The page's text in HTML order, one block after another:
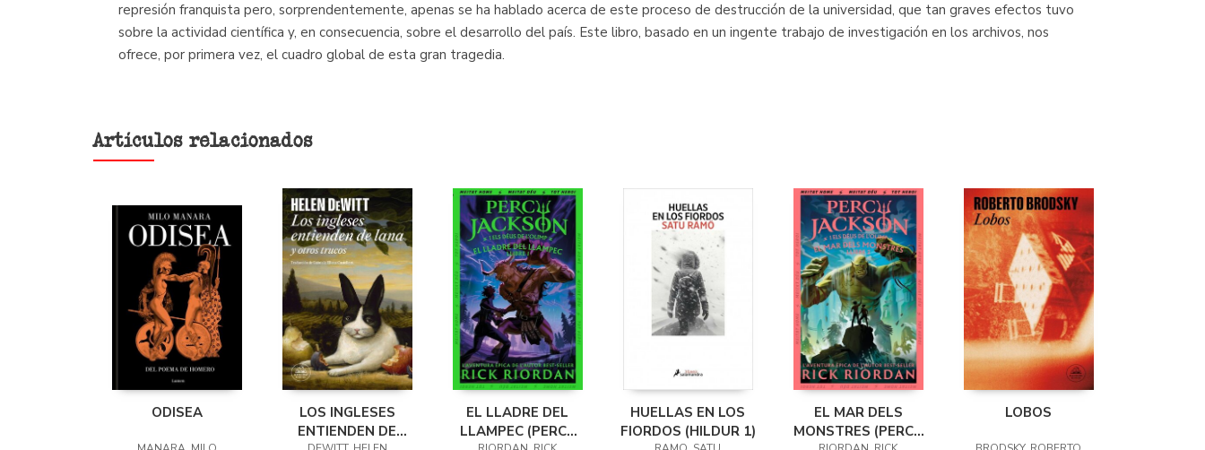
represión franquista pero, sorprendentemente, apenas se ha hablado acerca de este proceso de destrucción de la universidad, que tan graves efectos tuvo
sobre la actividad científica y, en consecuencia, sobre el desarrollo del país. Este libro, basado en un ingente trabajo de investigación en los archivos, nos
ofrece, por primera vez, el cuadro global de esta gran tragedia.
Artículos relacionados
ODISEA
LOS INGLESES
ENTIENDEN DE
EL LLADRE DEL
LLAMPEC (PERCY
HUELLAS EN LOS
FIORDOS (HILDUR 1)
EL MAR DELS
MONSTRES (PERCY
LOBOS